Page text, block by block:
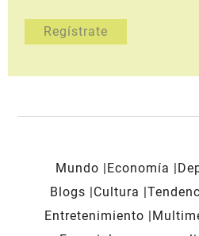
Mundo Economía
Blogs
Cultura
Entretenimiento